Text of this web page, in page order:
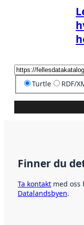
Turtle RDF/
Finner du
Ta kontakt med oss
Datalandsbyen.